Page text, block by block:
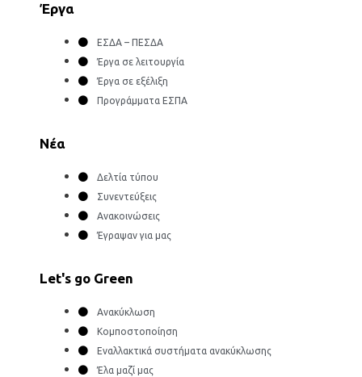
Έργα
ΕΣΔΑ – ΠΕΣΔΑ
Έργα σε λειτουργία
Έργα σε εξέλιξη
Προγράμματα ΕΣΠΑ
Νέα
Δελτία τύπου
Συνεντεύξεις
Ανακοινώσεις
Έγραψαν για μας
Let's go Green
Ανακύκλωση
Κομποστοποίηση
Εναλλακτικά συστήματα ανακύκλωσης
Έλα μαζί μας